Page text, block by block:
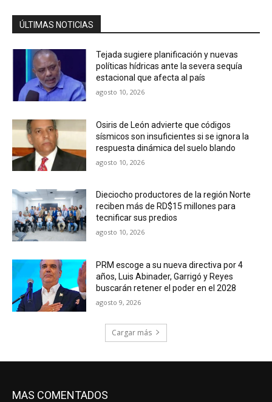
ÚLTIMAS NOTICIAS
Tejada sugiere planificación y nuevas
políticas hídricas ante la severa sequía
estacional que afecta al país
agosto 10, 2026
Osiris de León advierte que códigos
sísmicos son insuficientes si se ignora la
respuesta dinámica del suelo blando
agosto 10, 2026
Dieciocho productores de la región Norte
reciben más de RD$15 millones para
tecnificar sus predios
agosto 10, 2026
PRM escoge a su nueva directiva por 4
años, Luis Abinader, Garrigó y Reyes
buscarán retener el poder en el 2028
agosto 9, 2026
Cargar más
MAS COMENTADOS